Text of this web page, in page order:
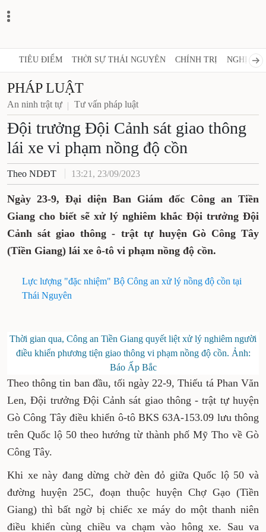
TIÊU ĐIỂM THỜI SỰ THÁI NGUYÊN CHÍNH TRỊ NGHỊ
PHÁP LUẬT
An ninh trật tự Tư vấn pháp luật
Đội trưởng Đội Cảnh sát giao thông
lái xe vi phạm nồng độ cồn
Theo NDĐT 13:21, 23/09/2023
Ngày 23-9, Đại diện Ban Giám đốc Công an Tiền
Giang cho biết sẽ xử lý nghiêm khắc Đội trưởng Đội
Cảnh sát giao thông - trật tự huyện Gò Công Tây
(Tiền Giang) lái xe ô-tô vi phạm nồng độ cồn.
Lực lượng "đặc nhiệm" Bộ Công an xử lý nồng độ cồn tại
Thái Nguyên
Thời gian qua, Công an Tiền Giang quyết liệt xử lý nghiêm người
điều khiển phương tiện giao thông vi phạm nồng độ cồn. Ảnh:
Báo Ấp Bắc
Theo thông tin ban đầu, tối ngày 22-9, Thiếu tá Phan Văn
Len, Đội trưởng Đội Cảnh sát giao thông - trật tự huyện
Gò Công Tây điều khiển ô-tô BKS 63A-153.09 lưu thông
trên Quốc lộ 50 theo hướng từ thành phố Mỹ Tho về Gò
Công Tây.
Khi xe này đang dừng chờ đèn đỏ giữa Quốc lộ 50 và
đường huyện 25C, đoạn thuộc huyện Chợ Gạo (Tiền
Giang) thì bất ngờ bị chiếc xe máy do một thanh niên
điều khiển cùng chiều va chạm vào hông xe. Sau va